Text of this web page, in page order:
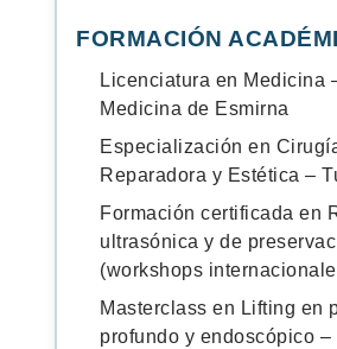
FORMACIÓN
Licenciatura en Medicina
Medicina de Esmirna
Especialización en
Reparadora y Estética –
Formación certificada en
ultrasónica y de
(workshops
Masterclass en Lifting en
profundo y endoscópico –